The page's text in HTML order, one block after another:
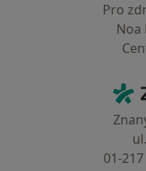
Pro
Noa
01-